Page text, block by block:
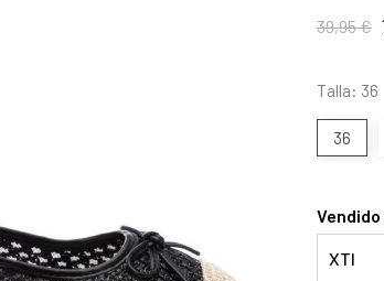
39,95 €
Talla: 36
36
XTI